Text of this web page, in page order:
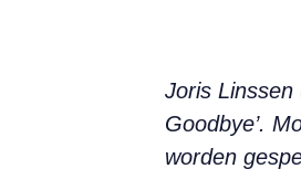
Joris Linssen
Goodbye’.
worden